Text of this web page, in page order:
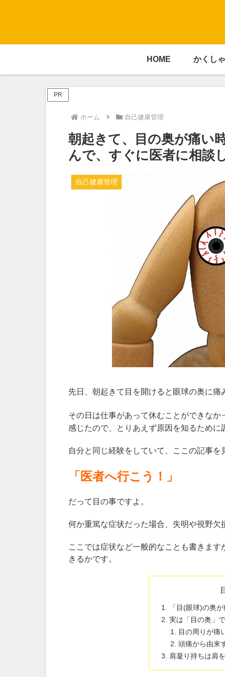
HOME かくし
PR
ホーム 自己健康管理
朝起きて、目の奥が痛い
んで、すぐに医者に相談
自己健康管理
先日、朝起きて目を開けると眼球の奥に
その日は仕事があって休むことができなか
感じたので、とりあえず原因を知るために
自分と同じ経験をしていて、ここの記事
「医者へ行こう！」
だって目の事ですよ。
何か重篤な症状だった場合、失明や視野欠
ここでは症状など一般的なことも書きま
きるかです。
「目(眼球)の奥
実は「目の奥」
目の周りが痛
頭痛から由来
肩凝り持ちは肩